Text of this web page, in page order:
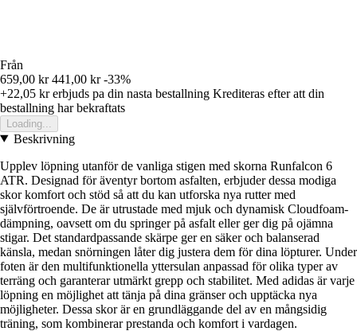
Från
659,00 kr 441,00 kr -33%
+22,05 krerbjuds pa din nasta bestallning Krediteras efter att din
bestallning har bekraftats
Loading...
Beskrivning
Upplev löpning utanför de vanliga stigen med skorna Runfalcon 6
ATR. Designad för äventyr bortom asfalten, erbjuder dessa modiga
skor komfort och stöd så att du kan utforska nya rutter med
självförtroende. De är utrustade med mjuk och dynamisk Cloudfoam-
dämpning, oavsett om du springer på asfalt eller ger dig på ojämna
stigar. Det standardpassande skärpe ger en säker och balanserad
känsla, medan snörningen låter dig justera dem för dina löpturer. Under
foten är den multifunktionella yttersulan anpassad för olika typer av
terräng och garanterar utmärkt grepp och stabilitet. Med adidas är varje
löpning en möjlighet att tänja på dina gränser och upptäcka nya
möjligheter. Dessa skor är en grundläggande del av en mångsidig
träning, som kombinerar prestanda och komfort i vardagen.